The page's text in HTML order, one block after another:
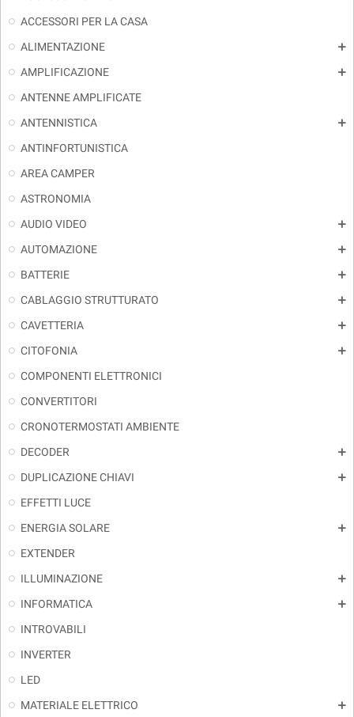
ACCESSORI PER LA CASA
ALIMENTAZIONE
add
AMPLIFICAZIONE add
ANTENNE AMPLIFICATE
ANTENNISTICA
add
ANTINFORTUNISTICA
AREA CAMPER
ASTRONOMIA
AUDIO VIDEO
add
AUTOMAZIONE add
BATTERIE add
CABLAGGIO STRUTTURATO add
CAVETTERIA add
CITOFONIA add
COMPONENTI ELETTRONICI
CONVERTITORI
CRONOTERMOSTATI AMBIENTE
DECODER
add
DUPLICAZIONE CHIAVI add
EFFETTI LUCE
ENERGIA SOLARE
add
EXTENDER
ILLUMINAZIONE
add
INFORMATICA add
INTROVABILI
INVERTER
LED
MATERIALE ELETTRICO
add